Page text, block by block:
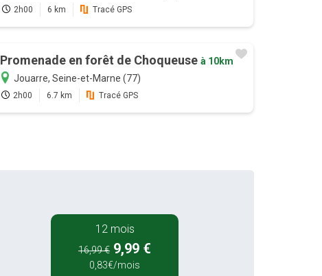
2h00 6 km Tracé GPS
Promenade en forêt de Choqueuseà 10km
Jouarre, Seine-et-Marne (77)
2h00 6.7 km Tracé GPS
12 mois
16,99 € 9,99 €
0,83€/mois